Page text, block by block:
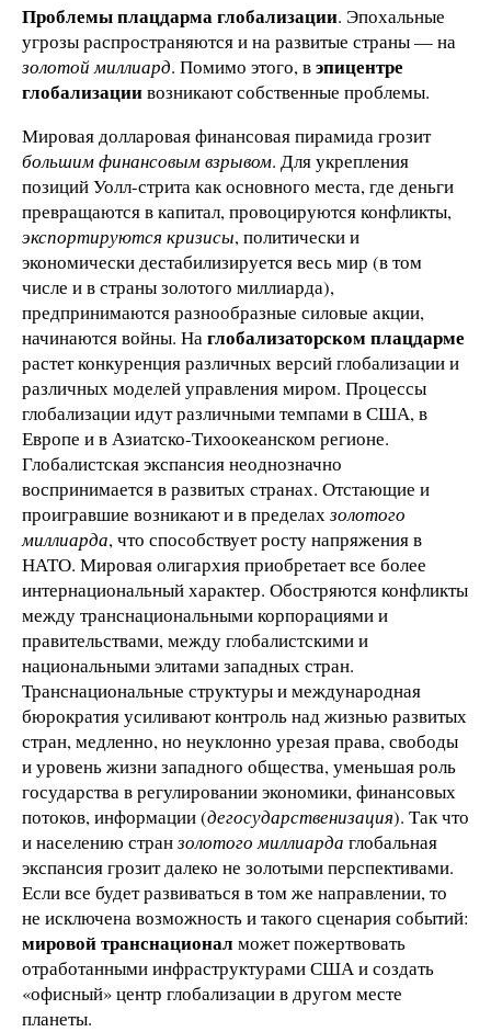
Проблемы плацдарма глобализации. Эпохальные
угрозы распространяются и на развитые страны — на
золотой миллиард. Помимо этого, вэпицентре
глобализациивозникают собственные проблемы.
Мировая долларовая финансовая пирамида грозит
большим финансовым взрывом. Для укрепления
позиций Уолл-стрита как основного места, где деньги
превращаются в капитал, провоцируются конфликты,
экспортируются кризисы, политически и
экономически дестабилизируется весь мир (в том
числе и в страны золотого миллиарда),
предпринимаются разнообразные силовые акции,
начинаются войны. На глобализаторском плацдарме
растет конкуренция различных версий глобализации и
различных моделей управления миром. Процессы
глобализации идут различными темпами в США, в
Европе и в Азиатско-Тихоокеанском регионе.
Глобалистская экспансия неоднозначно
воспринимается в развитых странах. Отстающие и
проигравшие возникают и в пределахзолотого
миллиарда, что способствует росту напряжения в
НАТО. Мировая олигархия приобретает все более
интернациональный характер. Обостряются конфликты
между транснациональными корпорациями и
правительствами, между глобалистскими и
национальными элитами западных стран.
Транснациональные структуры и международная
бюрократия усиливают контроль над жизнью развитых
стран, медленно, но неуклонно урезая права, свободы
и уровень жизни западного общества, уменьшая роль
государства в регулировании экономики, финансовых
потоков, информации (дегосударственизация). Так что
и населению странзолотого миллиарда глобальная
экспансия грозит далеко не золотыми перспективами.
Если все будет развиваться в том же направлении, то
не исключена возможность и такого сценария событий:
мировой транснационал может пожертвовать
отработанными инфраструктурами США и создать
«офисный» центр глобализации в другом месте
планеты.